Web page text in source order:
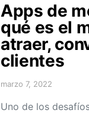
Apps de
qué es el
atraer,
clientes
marzo 7, 2022
Uno de los